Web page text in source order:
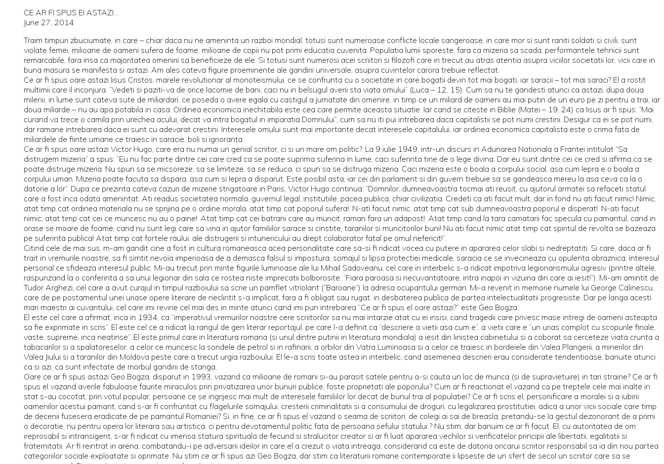
CE AR FI SPUS EI ASTAZI…
June 27, 2014
Traim timpuri zbuciumate, in care – chiar daca nu ne ameninta un razboi mondial, totusi sunt numeroase conflicte locale sangeroase, in care mor si sunt raniti soldati si civili, sunt
violate femei, milioane de oameni sufera de foame, milioane de copii nu pot primi educatia cuvenita. Populatia lumii sporeste, fara ca mizeria sa scada, performantele tehnicii sunt
remarcabile, fara insa ca majoritatea omenirii sa beneficieze de ele. Si totusi sunt numerosi acei scriitori si filozofi care in trecut au atras atentia asupra viciilor societatii lor, vicii care in
buna masura se manifesta si astazi. Am ales cateva figure proeminente ale gandirii universale, asupra cuvintelor carora trebuie reflectat.
Ce ar fi spus oare astazi Iisus Cristos, marele revolutionar al monoteismului, ce se confrunta cu o societate in care bogatii devin tot mai bogati, iar saracii – tot mai saraci? El a rostit
multimii care il inconjura: “Vedeti si paziti-va de orice lacomie de bani, caci nu in belsugul averii sta viata omului” (Luca – 12, 15). Cum sa nu te gandesti atunci ca astazi, dupa doua
milenii, in lume sunt cateva sute de miliardari, ce poseda o avere egala cu castigul a jumatate din omenire, in timp ce un miliard de oameni au mai putin de un euro pe zi pentru a trai, iar
doua miliarde – nu au apa potabila in casa. Ordinea economica inechitabila este cea care permite aceasta situatie. Iar cand se citeste in Biblie (Matei – 19, 24) ca Iisus ar fi spus: “Mai
curand va trece o camila prin urechea acului, decat va intra bogatul in imparatia Domnului”, cum sa nu iti pui intrebarea daca capitalistii se pot numi crestini. Desigur ca ei se pot numi,
dar ramane intrebarea daca ei sunt cu adevarat crestini. Interesele omului sunt mai importante decat interesele capitalului, iar ordinea economica capitalista este o crima fata de
miliardele de fiinte umane ce traiesc in saracie, boli si ignoranta .
Ce ar fi spus oare astazi Victor Hugo, care era nu numai un genial scriitor, ci si un mare om politic?. La 9 iulie 1949, intr-un discurs in Adunarea Nationala a Frantei intitulat “Sa
distrugem mizeria” a spus: “Eu nu fac parte dintre cei care cred ca se poate suprima suferina in lume, caci suferinta tine de o lege divina. Dar eu sunt dintre cei ce cred si afirma ca se
poate distruge mizeria. Nu spun sa se micsoreze, sa se limiteze, sa se reduca, ci spun sa se distruga mizeria. Caci mizeria este o boala a corpului social, asa cum lepra e o boala a
corpului uman. Mizeria poate facuta sa dispara, asa cum si lepra a disparut. Este posibil asta, iar cei din parlament si din guvern trebuie sa se gandeasca mereu la asa ceva ca la o
datorie a lor“. Dupa ce prezinta cateva cazuri de mizerie strigatoare in Paris, Victor Hugo continua: “Domnilor, dumneavoastra tocmai ati reusit, cu ajutorul armatei sa refaceti statul
care a fost inca odata amenintat. Ati readus societatea normala, guvernul legal, institutiile, pacea publica, chiar civilizatia. Credeti ca ati facut mult, dar in fond nu ati facut nimic! Nimic,
atat timp cat ordinea materiala nu se sprijina pe o ordine morala, atat timp cat poporul sufera!. N-ati facut nimic, atat timp cat sub dumneavoastra poporul e disperat!. N-ati facut
nimic, atat timp cat cei ce muncesc nu au o paine!. Atat timp cat cei batrani care au muncit, raman fara un adapost!. Atat timp cand la tara camatarii fac specula cu pamantul, cand in
orase se moare de foame, cand nu sunt legi care sa vina in ajutor familiilor sarace si cinstite, taranilor si muncitorilor buni! Nu ati facut nimic atat timp cat spiritul de revolta se bazeaza
pe suferinta publica! Atat timp cat fortele raului, ale distrugerii si intunericului au drept colaborator fatal pe omul nefericit!”.
Citind cele de mai sus, m-am gandit cine a fost in cultura romaneasca acea personalitate care sa-si fi ridicat vocea cu putere in apararea celor slabi si nedreptatiti. Si care, daca ar fi
trait in vremurile noastre, sa fi simtit nevoia imperioasa de a demasca falsul si impostura, somajul si lipsa protectiei medicale, saracia ce se invecineaza cu opulenta obraznica, interesul
personal ce sfideaza interesul public. Mi-au trecut prin minte figurile luminoase ale lui Mihail Sadoveanu, cel care in interbelic s-a ridicat impotriva legionarismului agresiv (printre altele,
raspunzand la o conferinta a sa unui legionar din sala ce rostea niste imprecatii bolborosite: “Fiara paroasa si necuvantatoare, intra inapoi in vizuina din care ai iesit!”). Mi-am amintit de
Tudor Arghezi, cel care a avut curajul in timpul razboiului sa scrie un pamflet vitriolant (“Baroane”) la adresa ocupantului german. Mi-a revenit in memorie numele lui George Calinescu,
care de pe postamentul unei uriase opere literare de neclintit s-a implicat, fara a fi obligat sau rugat, in desbaterea publica de partea intelectualitatii progresiste. Dar pe langa acesti
mari maestri ai cuvantului, cel care imi revine cel mai des in minte atunci cand imi pun intrebarea “Ce ar fi spus el oare astazi?” este Geo Bogza.
El este cel care a afirmat, inca in 1934, ca “imperativul vremurilor noastre cere scriitorilor sa nu mai intarzie atat cu ei insisi, cand tragedii care privesc mase intregi de oameni asteapta
sa fie exprimate in scris”. El este cel ce a ridicat la rangul de gen literar reportajul, pe care l-a definit ca “descriere a vietii asa cum e”, a vietii care e “un urias complot cu scopurile finale,
vaste, supreme, inca neatinse”. El este primul care in literatura romana (si unul dintre putinii in literatura mondiala) a iesit din linistea cabinetului si a coborat sa cerceteze viata crunta a
tabacarilor si a spalatoreselor, a celor ce muncesc la sondele de petrol si in rafinarii, a orbilor din Vatra Luminoasa si a celor ce traiesc in bordeiele din Valea Plangerii, a minerilor din
Valea Jiului si a taranilor din Moldova peste care a trecut urgia razboiului. El le-a scris toate astea in interbelic, cand asemenea descrieri erau considerate tendentioase, banuite atunci
ca si azi, ca sunt infectate de morbul gandirii de stanga.
Oare ce ar fi spus astazi Geo Bogza, disparut in 1993, vazand ca milioane de romani si-au parasit satele pentru a-si cauta un loc de munca (si de supravietuire) in tari straine? Ce ar fi
spus el vazand averile fabuloase faurite miraculos prin privatizarea unor bunuri publice, foste proprietati ale poporului? Cum ar fi reactionat el vazand ca pe treptele cele mai inalte in
stat s-au cocotat, prin votul popular, persoane ce se ingrijesc mai mult de interesele familiilor lor decat de bunul trai al populatiei? Ce ar fi scris el, personificare a moralei si a iubirii
oamenilor acestui pamant, cand s-ar fi confruntat cu flagelurile somajului, cresterii criminalitatii si a consumului de droguri, cu legalizarea prostitutiei, adica a unor vicii sociale care timp
de decenii fusesera eradicate de pe pamantul Romaniei? Si, in fine, ce ar fi spus el vazand o seama de scriitori, de colegi ai sai de breasla, pretandu-se la gestul dezonorant de a primi
o decoratie, nu pentru opera lor literara sau artistica, ci pentru devotamentul politic fata de persoana sefului statului ? Nu stim, dar banuim ce ar fi facut. El, cu autoritatea de om
ireprosabil si intransigent, s-ar fi ridicat cu imensa statura spirituala de fecund si stralucitor creator si ar fi luat apararea vechilor si verificatelor principii ale libertatii, egalitatii si
fraternitatii. Ar fi reintrat in arena, combatandu-i pe adversarii ideilor in care el a crezut o viata intreaga, considerand ca este de datoria oricarui scriitor responsabil sa ia din nou partea
categoriilor sociale exploatate si oprimate. Nu stim ce ar fi spus azi Geo Bogza, dar stim ca literaturii romane contemporate ii lipseste de un sfert de secol un scriitor care sa se